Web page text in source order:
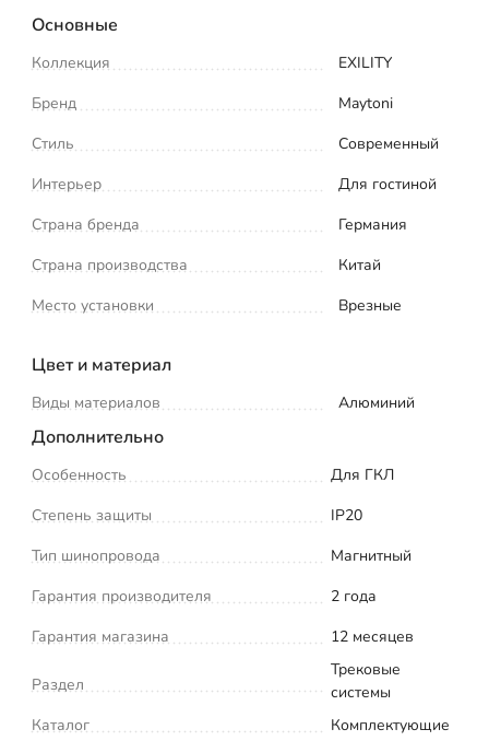
Основные
Коллекция
EXILITY
Бренд
Maytoni
Стиль
Современный
Интерьер
Для гостиной
Страна бренда
Германия
Страна производства
Китай
Место установки
Врезные
Цвет и материал
Виды материалов Алюминий
Дополнительно
Особенность
Для ГКЛ
Степень защиты
IP20
Тип шинопровода
Магнитный
Гарантия производителя
2 года
Гарантия магазина
12 месяцев
Раздел
Трековые
системы
Каталог
Комплектующие